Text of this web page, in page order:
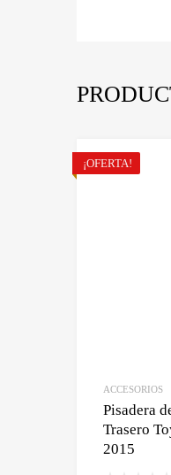
¡OFERTA!
ACCESORIOS
Pisadera
Trasero
2015